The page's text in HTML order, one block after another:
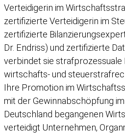
Verteidigerin im
zertifizierte Verteidigerin im
zertifizierte
Dr. Endriss) und zertifizierte
verbindet sie strafprozessuale
wirtschafts- und
Ihre Promotion im
mit der Gewinnabschöpfung
Deutschland begangenen
verteidigt Unternehmen,